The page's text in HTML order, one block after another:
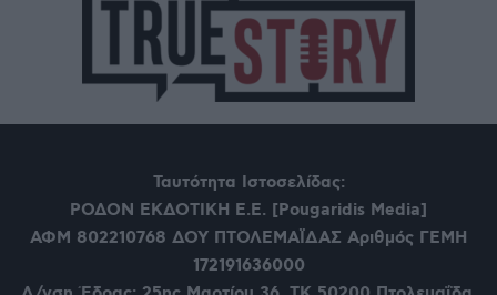
Ταυτότητα Ιστοσελίδας:
ΡΟΔΟΝ ΕΚΔΟΤΙΚΗ Ε.Ε. [Pougaridis Media]
ΑΦΜ 802210768 ΔΟΥ ΠΤΟΛΕΜΑΪΔΑΣ Αριθμός ΓΕΜΗ
172191636000